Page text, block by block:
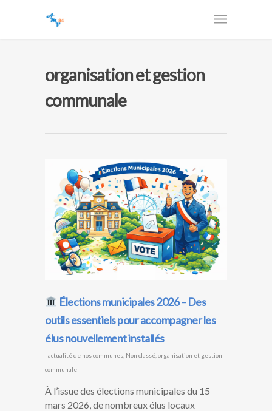
organisation et gestion
communale
Élections municipales 2026 – Des
outils essentiels pour accompagner les
élus nouvellement installés
| actualité de nos communes Non classé organisation et gestion
communale
À l’issue des élections municipales du 15
mars 2026, de nombreux élus locaux